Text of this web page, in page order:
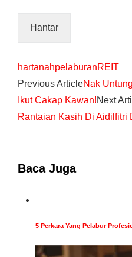
hartanahpelaburanREIT
Previous ArticleNak
Ikut Cakap Kawan!Next
Rantaian Kasih Di Aidilfitri
Baca Juga
5 Perkara Yang Pelabur